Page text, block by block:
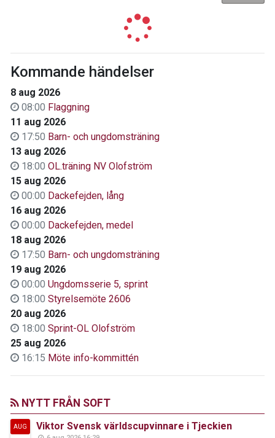
Kommande händelser
8 aug 2026
08:00 Flaggning
11 aug 2026
17:50 Barn- och ungdomsträning
13 aug 2026
18:00 OL.träning NV Olofström
15 aug 2026
00:00 Dackefejden, lång
16 aug 2026
00:00 Dackefejden, medel
18 aug 2026
17:50 Barn- och ungdomsträning
19 aug 2026
00:00 Ungdomsserie 5, sprint
18:00 Styrelsemöte 2606
20 aug 2026
18:00 Sprint-OL Olofström
25 aug 2026
16:15 Möte info-kommittén
NYTT FRÅN SOFT
AUG Viktor Svensk världscupvinnare i Tjeckien